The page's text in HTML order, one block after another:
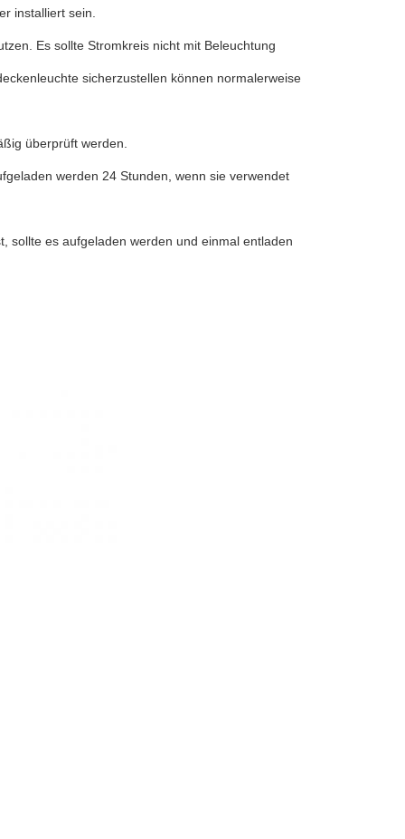
installiert sein.
Es sollte Stromkreis nicht mit Beleuchtung
sicherzustellen können normalerweise
überprüft werden.
werden 24 Stunden, wenn sie verwendet
sollte es aufgeladen werden und einmal entladen